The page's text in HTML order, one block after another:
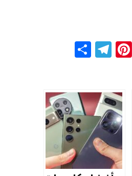
WhatsApp
Pinterest
Telegram